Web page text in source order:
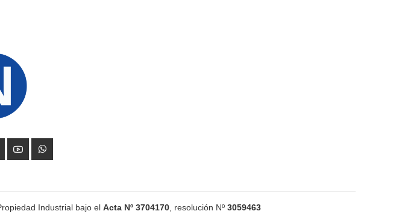
Industrial bajo el Acta Nº 3704170, resolución Nº 3059463